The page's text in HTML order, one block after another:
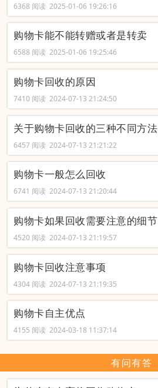
6368 阅读 2025-01-06 19:26:16
购物卡能不能转赠或者是转卖
6588 阅读 2025-01-06 19:25:46
购物卡回收的原因
7410 阅读 2024-07-13 21:24:50
关于购物卡回收的三种不同方法
6457 阅读 2024-07-13 21:21:22
购物卡一般怎么回收
6741 阅读 2024-07-13 21:20:44
购物卡如果回收需要注意的细节
4520 阅读 2024-07-13 21:19:57
购物卡回收注意事项
4304 阅读 2024-07-13 21:19:35
购物卡自主优点
4155 阅读 2024-03-18 11:37:14
有问有答